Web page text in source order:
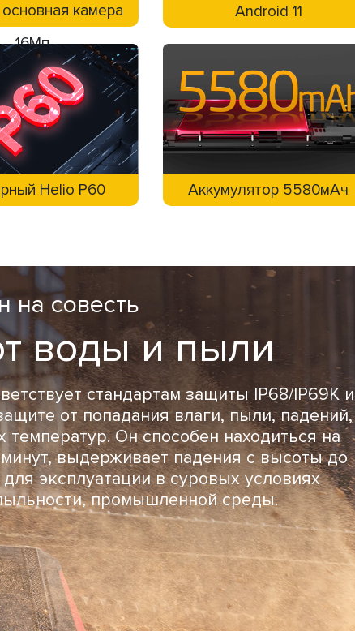
камера
16Мп
Android 11
Helio P60 Аккумулятор 5580мАч
на совесть
воды и пыли
стандартам защиты IP68/IP69K и
от попадания влаги, пыли, падений,
Он способен находиться на
выдерживает падения с высоты до
эксплуатации в суровых условиях
промышленной среды.